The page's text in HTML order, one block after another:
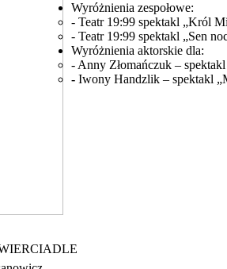
Wyróżnienia zespołowe:
- Teatr 19:99 spektakl „Król
- Teatr 19:99 spektakl „Sen
Wyróżnienia aktorskie dla:
- Anny Złomańczuk –
- Iwony Handzlik – spektakl